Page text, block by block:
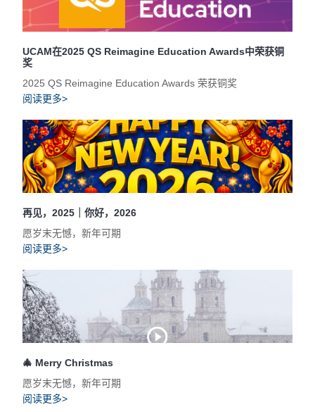
UCAM在2025 QS Reimagine Education Awards中荣获铜
奖
2025 QS Reimagine Education Awards 荣获铜奖
阅读更多>
再见，2025｜你好，2026
愿岁末无憾，新年可期
阅读更多>
🎄 Merry Christmas
愿岁末无憾，新年可期
阅读更多>